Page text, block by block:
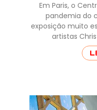
Em Paris, o
pandemia do
exposição muito
artistas